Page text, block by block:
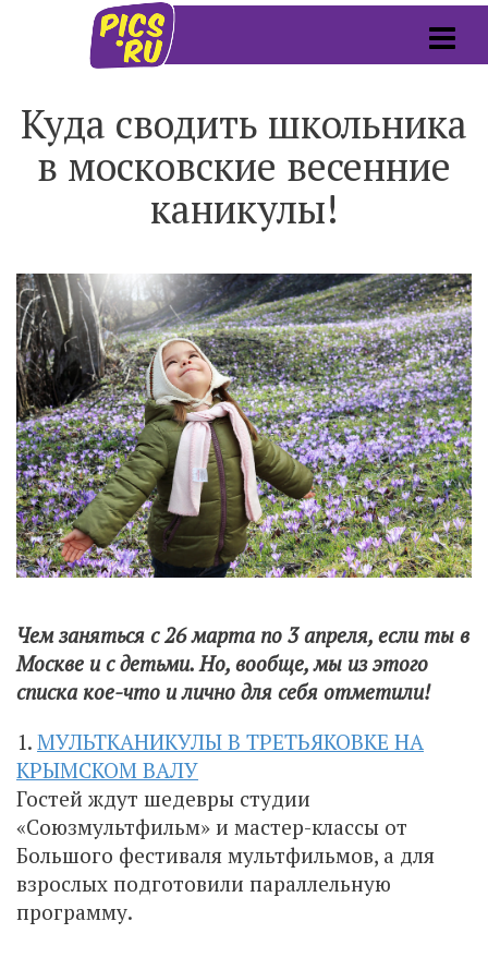
Куда сводить школьника
в московские весенние
каникулы!
Чем заняться с 26 марта по 3 апреля, если ты в
Москве и с детьми. Но, вообще, мы из этого
списка кое-что и лично для себя отметили!
1. МУЛЬТКАНИКУЛЫ В ТРЕТЬЯКОВКЕ НА
КРЫМСКОМ ВАЛУ
Гостей ждут шедевры студии
«Союзмультфильм» и мастер-классы от
Большого фестиваля мультфильмов, а для
взрослых подготовили параллельную
программу.